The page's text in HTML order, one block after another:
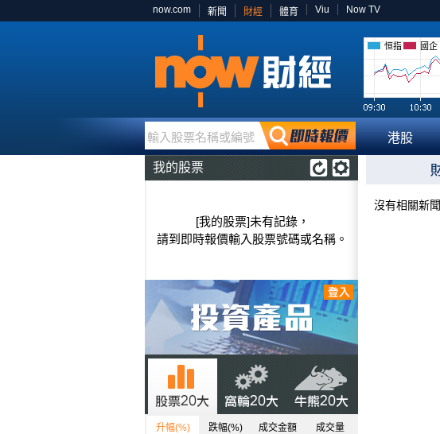
now.com 新聞 財經 體育 Viu Now TV
恒指 國企
輸入股票名稱或編號 港股
我的股票
[我的股票]未有記錄，
請到即時報價輸入股票號碼或名稱。
升幅(%) 跌幅(%) 成交金額 成交量
沒有相關新聞